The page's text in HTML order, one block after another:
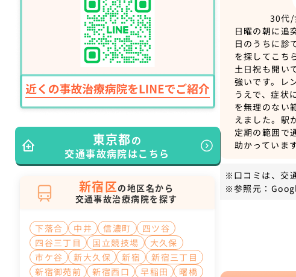
30代/
日曜の朝に追
日のうちに診
を探してこち
土日祝も開い
強いです。レ
うえで、症状
を無理のない
えました。駅
定期の範囲で
助かっています
※口コミは、交
※参照元：
東京都の
交通事故病院はこちら
新宿区の地区名から
交通事故治療病院を探す
下落合 中井 信濃町
四ツ谷
四谷三丁目
国立競技場
大久保
市ケ谷
新大久保 新宿
新宿三丁目
新宿御苑前
新宿西口 早稲田
曙橋